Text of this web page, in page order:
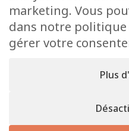
CONTACT
15 Rue de l’École
L-8353 Garnich
Mentions
marketing. Vous
dans notre
gérer votre
Plus